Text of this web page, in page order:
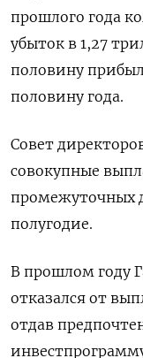
прошлого года
убыток в 1,27
половину
половину года.
Совет
совокупные
промежуточных
полугодие.
В прошлом году
отказался от
отдав